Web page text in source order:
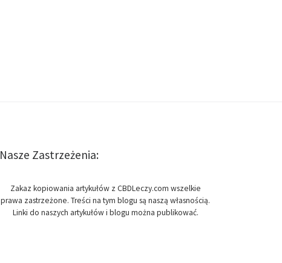
Nasze Zastrzeżenia:
Zakaz kopiowania artykułów z CBDLeczy.com wszelkie
prawa zastrzeżone. Treści na tym blogu są naszą własnością.
Linki do naszych artykułów i blogu można publikować.